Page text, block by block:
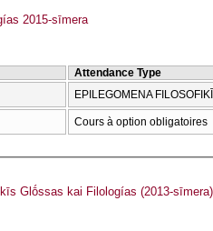
2015-sīmera
Attendance Type
EPILEGOMENA
Cours à option obligatoires
Glṓssas kai Filologías (2013-sīmera)